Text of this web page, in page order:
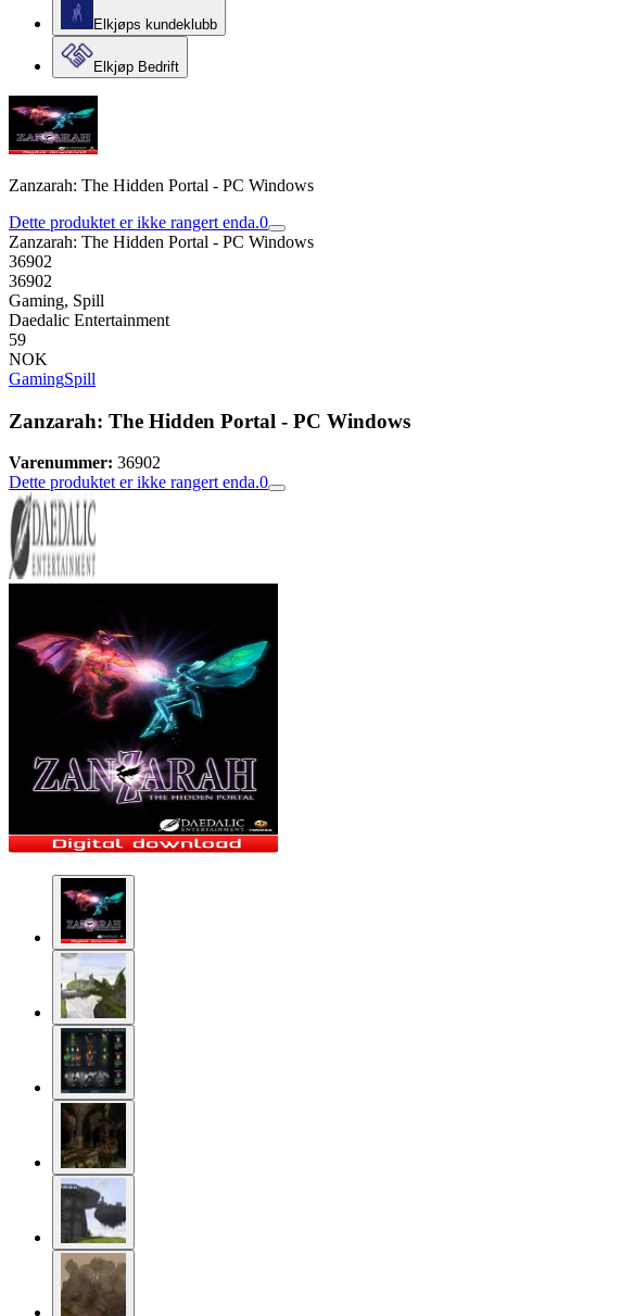
Elkjøps kundeklubb
Elkjøp Bedrift
Zanzarah: The Hidden Portal - PC Windows
Dette produktet er ikke rangert enda.0
Zanzarah: The Hidden Portal - PC Windows
36902
36902
Gaming, Spill
Daedalic Entertainment
59
NOK
GamingSpill
Zanzarah: The Hidden Portal - PC Windows
Varenummer: 36902
Dette produktet er ikke rangert enda.0